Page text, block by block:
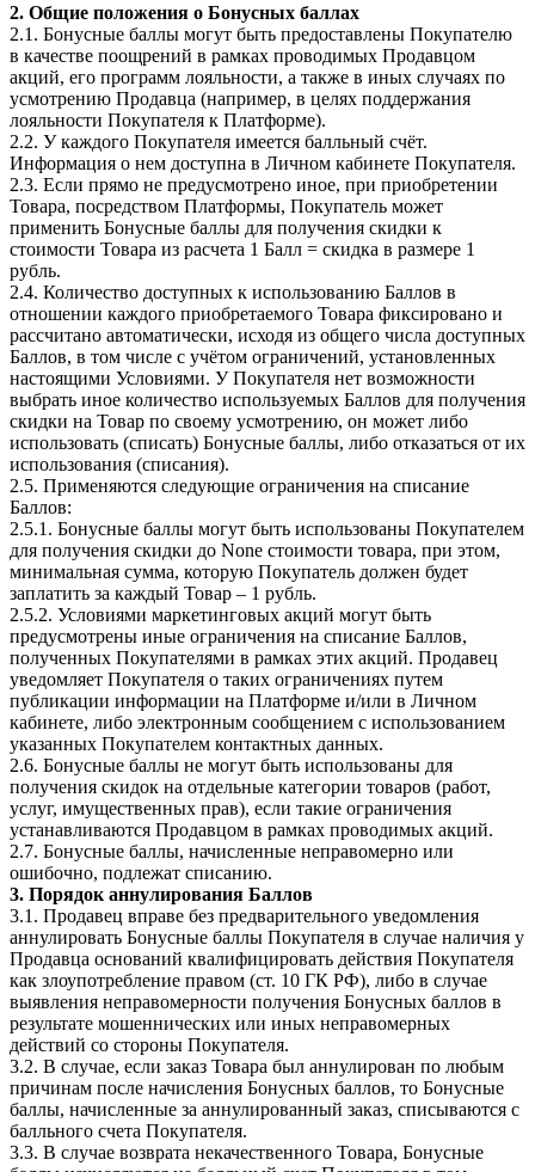
2. Общие положения о Бонусных баллах
2.1. Бонусные баллы могут быть предоставлены Покупателю
в качестве поощрений в рамках проводимых Продавцом
акций, его программ лояльности, а также в иных случаях по
усмотрению Продавца (например, в целях поддержания
лояльности Покупателя к Платформе).
2.2. У каждого Покупателя имеется балльный счёт.
Информация о нем доступна в Личном кабинете Покупателя.
2.3. Если прямо не предусмотрено иное, при приобретении
Товара, посредством Платформы, Покупатель может
применить Бонусные баллы для получения скидки к
стоимости Товара из расчета 1 Балл = скидка в размере 1
рубль.
2.4. Количество доступных к использованию Баллов в
отношении каждого приобретаемого Товара фиксировано и
рассчитано автоматически, исходя из общего числа доступных
Баллов, в том числе с учётом ограничений, установленных
настоящими Условиями. У Покупателя нет возможности
выбрать иное количество используемых Баллов для получения
скидки на Товар по своему усмотрению, он может либо
использовать (списать) Бонусные баллы, либо отказаться от их
использования (списания).
2.5. Применяются следующие ограничения на списание
Баллов:
2.5.1. Бонусные баллы могут быть использованы Покупателем
для получения скидки до None стоимости товара, при этом,
минимальная сумма, которую Покупатель должен будет
заплатить за каждый Товар – 1 рубль.
2.5.2. Условиями маркетинговых акций могут быть
предусмотрены иные ограничения на списание Баллов,
полученных Покупателями в рамках этих акций. Продавец
уведомляет Покупателя о таких ограничениях путем
публикации информации на Платформе и/или в Личном
кабинете, либо электронным сообщением с использованием
указанных Покупателем контактных данных.
2.6. Бонусные баллы не могут быть использованы для
получения скидок на отдельные категории товаров (работ,
услуг, имущественных прав), если такие ограничения
устанавливаются Продавцом в рамках проводимых акций.
2.7. Бонусные баллы, начисленные неправомерно или
ошибочно, подлежат списанию.
3. Порядок аннулирования Баллов
3.1. Продавец вправе без предварительного уведомления
аннулировать Бонусные баллы Покупателя в случае наличия у
Продавца оснований квалифицировать действия Покупателя
как злоупотребление правом (ст. 10 ГК РФ), либо в случае
выявления неправомерности получения Бонусных баллов в
результате мошеннических или иных неправомерных
действий со стороны Покупателя.
3.2. В случае, если заказ Товара был аннулирован по любым
причинам после начисления Бонусных баллов, то Бонусные
баллы, начисленные за аннулированный заказ, списываются с
балльного счета Покупателя.
3.3. В случае возврата некачественного Товара, Бонусные